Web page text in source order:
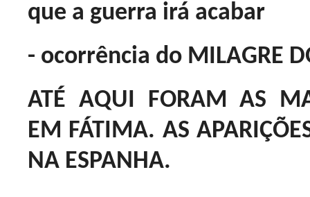
que a guerra irá acabar
- ocorrência do MILAGRE
ATÉ AQUI FORAM AS
EM FÁTIMA. AS
NA ESPANHA.